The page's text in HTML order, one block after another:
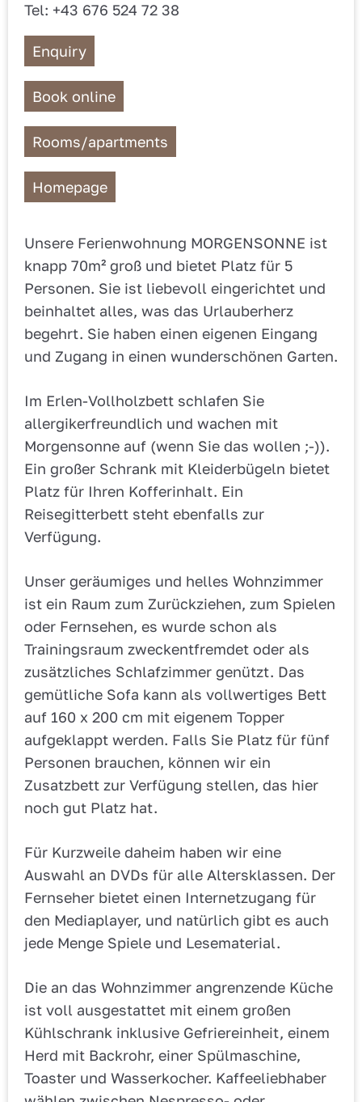
Tel: +43 676 524 72 38
Enquiry
Book online
Rooms/apartments
Homepage
Unsere Ferienwohnung MORGENSONNE ist
knapp 70m² groß und bietet Platz für 5
Personen. Sie ist liebevoll eingerichtet und
beinhaltet alles, was das Urlauberherz
begehrt. Sie haben einen eigenen Eingang
und Zugang in einen wunderschönen Garten.
Im Erlen-Vollholzbett schlafen Sie
allergikerfreundlich und wachen mit
Morgensonne auf (wenn Sie das wollen ;-)).
Ein großer Schrank mit Kleiderbügeln bietet
Platz für Ihren Kofferinhalt. Ein
Reisegitterbett steht ebenfalls zur
Verfügung.
Unser geräumiges und helles Wohnzimmer
ist ein Raum zum Zurückziehen, zum Spielen
oder Fernsehen, es wurde schon als
Trainingsraum zweckentfremdet oder als
zusätzliches Schlafzimmer genützt. Das
gemütliche Sofa kann als vollwertiges Bett
auf 160 x 200 cm mit eigenem Topper
aufgeklappt werden. Falls Sie Platz für fünf
Personen brauchen, können wir ein
Zusatzbett zur Verfügung stellen, das hier
noch gut Platz hat.
Für Kurzweile daheim haben wir eine
Auswahl an DVDs für alle Altersklassen. Der
Fernseher bietet einen Internetzugang für
den Mediaplayer, und natürlich gibt es auch
jede Menge Spiele und Lesematerial.
Die an das Wohnzimmer angrenzende Küche
ist voll ausgestattet mit einem großen
Kühlschrank inklusive Gefriereinheit, einem
Herd mit Backrohr, einer Spülmaschine,
Toaster und Wasserkocher. Kaffeeliebhaber